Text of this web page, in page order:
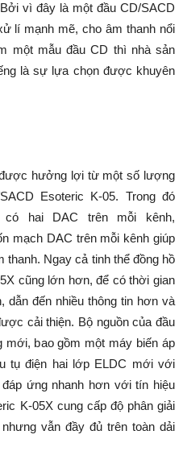
vì đây là một đầu CD/SACD
lí mạnh mẽ, cho âm thanh nổi
một mẫu đầu CD thì nhà sản
là sự lựa chọn được khuyên
hưởng lợi từ một số lượng
Esoteric K-05. Trong đó
có hai DAC trên mỗi kênh,
mạch DAC trên mỗi kênh giúp
Ngay cả tinh thể đồng hồ
cũng lớn hơn, để có thời gian
dẫn đến nhiều thông tin hơn và
cải thiện. Bộ nguồn của đầu
mới, bao gồm một máy biến áp
tụ điện hai lớp ELDC mới với
ứng nhanh hơn với tín hiệu
K-05X cung cấp độ phân giải
vẫn đầy đủ trên toàn dải